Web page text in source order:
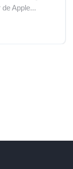
Apple...